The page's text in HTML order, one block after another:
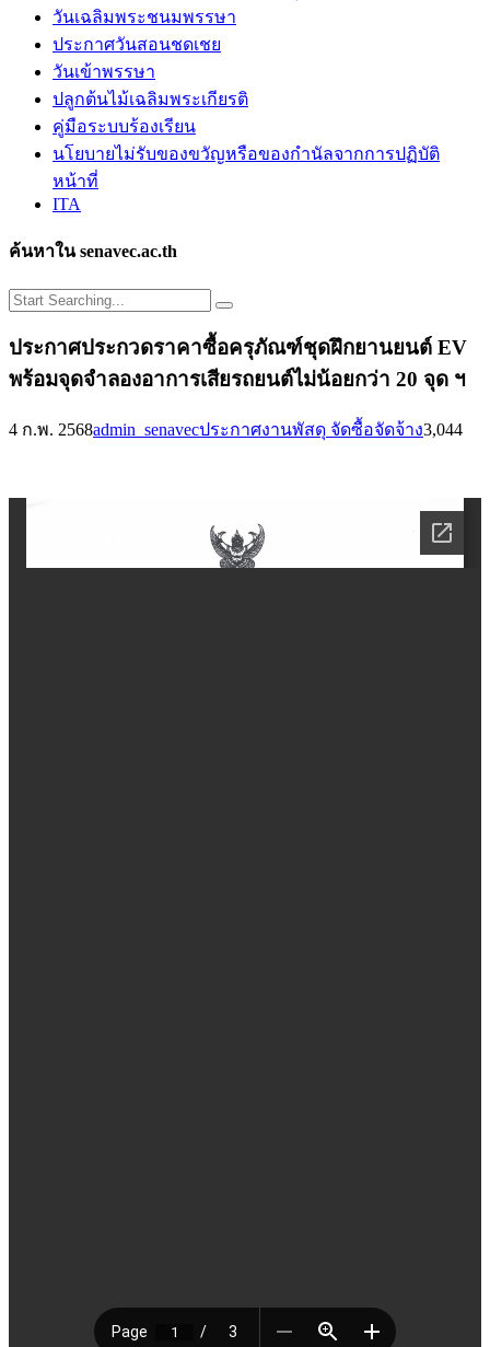
วันเฉลิมพระชนมพรรษา
ประกาศวันสอนชดเชย
วันเข้าพรรษา
ปลูกต้นไม้เฉลิมพระเกียรติ
คู่มือระบบร้องเรียน
นโยบายไม่รับของขวัญหรือของกำนัลจากการปฏิบัติ
หน้าที่
ITA
ค้นหาใน senavec.ac.th
ประกาศประกวดราคาซื้อครุภัณฑ์ชุดฝึกยานยนต์ EV
พร้อมจุดจำลองอาการเสียรถยนต์ไม่น้อยกว่า 20 จุด ฯ
4 ก.พ. 2568admin_senavecประกาศงานพัสดุ จัดซื้อจัดจ้าง3,044